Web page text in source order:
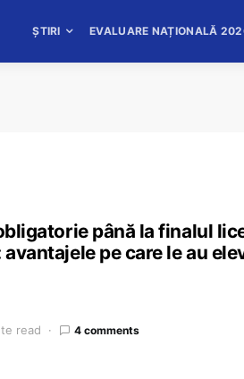
ȘTIRI EVALUARE NAȚIONALĂ
până la finalul
pe care le au
read 4 comments